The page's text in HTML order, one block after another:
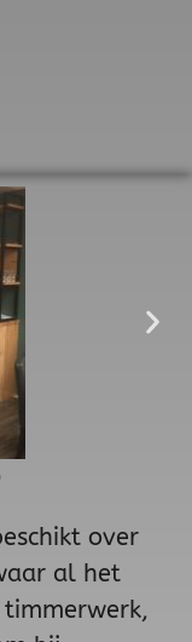
over
al het